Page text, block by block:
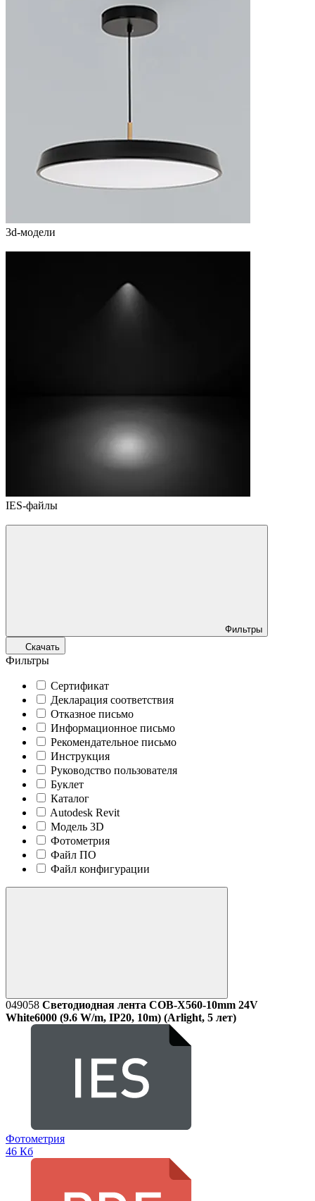
3d-модели
IES-файлы
Фильтры
Скачать
Фильтры
Сертификат
Декларация соответствия
Отказное письмо
Информационное письмо
Рекомендательное письмо
Инструкция
Руководство пользователя
Буклет
Каталог
Autodesk Revit
Модель 3D
Фотометрия
Файл ПО
Файл конфигурации
049058 Светодиодная лента COB-X560-10mm 24V
White6000 (9.6 W/m, IP20, 10m) (Arlight, 5 лет)
Фотометрия
46 Кб